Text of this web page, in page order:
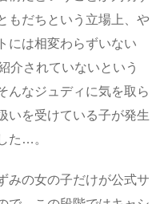
もだちという立場上、や
には相変わらずいない
介されていないという
んなジュディに気を取ら
いを受けている子が発生
た…。
みの女の子だけが公式サ